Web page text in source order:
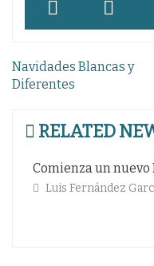
Navegación
de
Navidades Blancas y
Diferentes
RELATED
un nuevo Mundial
Fernández García 18/